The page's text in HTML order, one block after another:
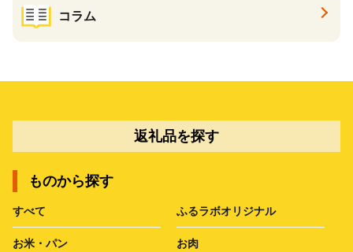
コラム
返礼品を探す
ものから探す
すべて ふるラボオリジナル
お米・パン お肉